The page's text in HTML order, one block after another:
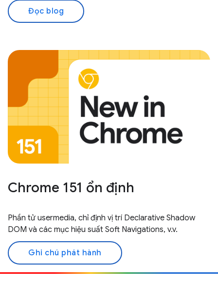
Đọc blog
Chrome 151 ổn định
Phần tử usermedia, chỉ định vị trí Declarative Shadow
DOM và các mục hiệu suất Soft Navigations, v.v.
Ghi chú phát hành